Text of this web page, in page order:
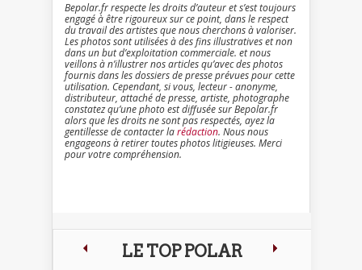
Bepolar.fr respecte les droits d’auteur et s’est toujours
engagé à être rigoureux sur ce point, dans le respect
du travail des artistes que nous cherchons à valoriser.
Les photos sont utilisées à des fins illustratives et non
dans un but d’exploitation commerciale. et nous
veillons à n’illustrer nos articles qu’avec des photos
fournis dans les dossiers de presse prévues pour cette
utilisation. Cependant, si vous, lecteur - anonyme,
distributeur, attaché de presse, artiste, photographe
constatez qu’une photo est diffusée sur Bepolar.fr
alors que les droits ne sont pas respectés, ayez la
gentillesse de contacter larédaction. Nous nous
engageons à retirer toutes photos litigieuses. Merci
pour votre compréhension.
LE TOP POLAR